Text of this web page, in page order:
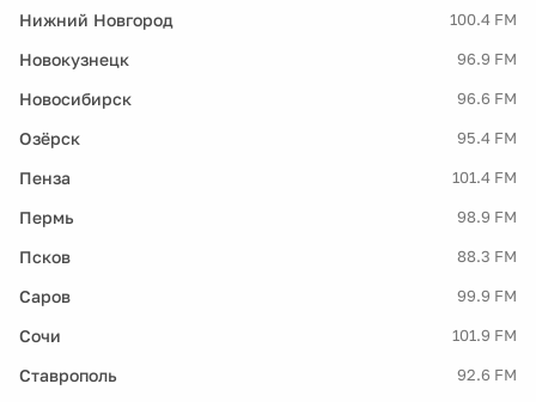
Нижний Новгород 100.4 FM
Новокузнецк 96.9 FM
Новосибирск 96.6 FM
Озёрск 95.4 FM
Пенза 101.4 FM
Пермь 98.9 FM
Псков 88.3 FM
Саров 99.9 FM
Сочи 101.9 FM
Ставрополь 92.6 FM